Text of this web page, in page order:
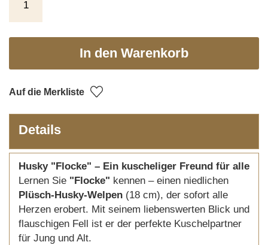
In den Warenkorb
Auf die Merkliste
Details
Husky "Flocke" – Ein kuscheliger Freund für alle
Lernen Sie "Flocke" kennen – einen niedlichen
Plüsch-Husky-Welpen (18 cm), der sofort alle
Herzen erobert. Mit seinem liebenswerten Blick und
flauschigen Fell ist er der perfekte Kuschelpartner
für Jung und Alt.